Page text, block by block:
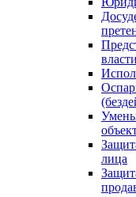
власти
лица